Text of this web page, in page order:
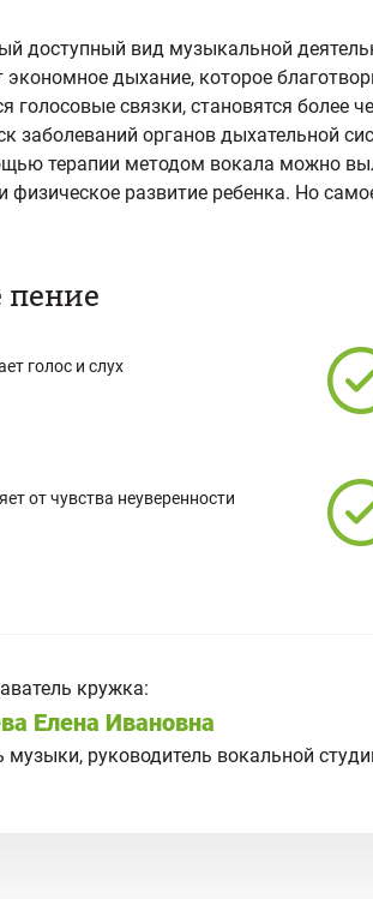
доступный вид музыкальной
экономное дыхание, которое
голосовые связки, становятся более
заболеваний органов дыхательной
терапии методом вокала можно
физическое развитие ребенка. Но
пение
голос и слух
от чувства неуверенности
кружка:
Елена Ивановна
музыки, руководитель вокальной